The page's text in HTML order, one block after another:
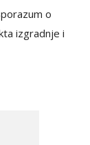
o
izgradnje i